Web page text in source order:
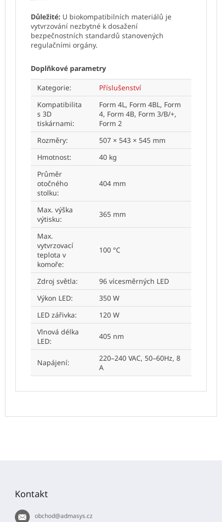
Důležité: U biokompatibilních materiálů je
vytvrzování nezbytné k dosažení
bezpečnostních standardů stanovených
regulačními orgány.
Doplňkové parametry
Kategorie:
Příslušenství
Kompatibilita
s 3D
tiskárnami:
Form 4L, Form 4BL, Form
4, Form 4B, Form 3/B/+,
Form 2
Rozměry:
507 × 543 × 545 mm
Hmotnost:
40 kg
Průměr
otočného
stolku:
404 mm
Max. výška
výtisku:
365 mm
Max.
vytvrzovací
teplota v
komoře:
100 °C
Zdroj světla:
96 vícesměrných LED
Výkon LED:
350 W
LED zářivka:
120 W
Vlnová délka
LED:
405 nm
Napájení:
220–240 VAC, 50–60Hz, 8
A
Kontakt
obchod@admasys.cz